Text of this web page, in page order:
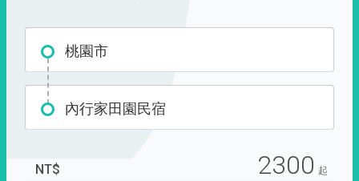
桃園市
內行家田園民宿
NT$ 2300 起